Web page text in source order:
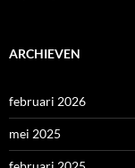
ARCHIEVEN
februari 2026
mei 2025